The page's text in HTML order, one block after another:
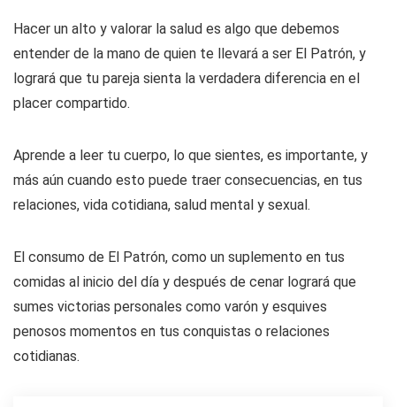
Hacer un alto y valorar la salud es algo que debemos
entender de la mano de quien te llevará a ser El Patrón, y
logrará que tu pareja sienta la verdadera diferencia en el
placer compartido.
Aprende a leer tu cuerpo, lo que sientes, es importante, y
más aún cuando esto puede traer consecuencias, en tus
relaciones, vida cotidiana, salud mental y sexual.
El consumo de El Patrón, como un suplemento en tus
comidas al inicio del día y después de cenar logrará que
sumes victorias personales como varón y esquives
penosos momentos en tus conquistas o relaciones
cotidianas.